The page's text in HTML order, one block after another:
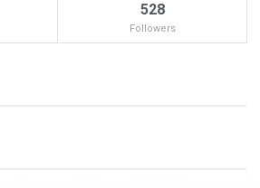
528
Followers